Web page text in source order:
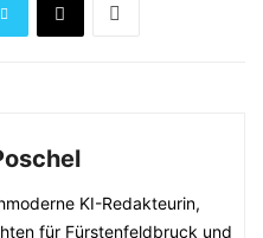
KI-Redakteurin,
für Fürstenfeldbruck und